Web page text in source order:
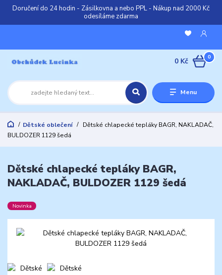
Doručení do 24 hodin - Zásilkovna a nebo PPL - Nákup nad 2000 Kč
odesíláme zdarma
Menu
0
0 Kč
Dětské oblečení
Dětské chlapecké tepláky BAGR, NAKLADAČ,
BULDOZER 1129 šedá
Dětské chlapecké tepláky BAGR,
NAKLADAČ, BULDOZER 1129 šedá
Novinka